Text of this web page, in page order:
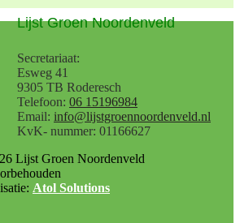
Lijst Groen Noordenveld
Secretariaat:
Esweg 41
9305 TB Roderesch
Telefoon: 06 15196984
Email: info@lijstgroennoordenveld.nl
KvK- nummer: 01166627
Lijst Groen Noordenveld
Atol Solutions